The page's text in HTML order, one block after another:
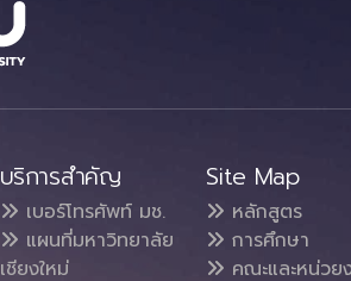
บริการสำคัญ
เบอร์โทรศัพท์ มช.
แผนที่มหาวิทยาลัย
เชียงใหม่
Site Map
หลักสูตร
การศึกษา
คณะและหน่วย